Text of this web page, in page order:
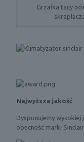
Grzałka tacy
Najwyższa jakość
Dysponujemy
obecność marki